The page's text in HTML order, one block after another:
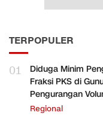
TERPOPULER
01
Diduga Minim
Fraksi PKS di
Pengurangan
Regional